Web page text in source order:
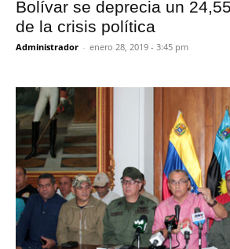
Bolívar se deprecia un
de la crisis política
Administrador - enero 28, 2019 - 3:45 pm